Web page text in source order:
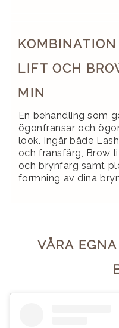
LIFT OCH
MIN
En behandling som
ögonfransar och
look. Ingår både
och fransfärg, Brow
och brynfärg samt
formning av dina
VÅRA